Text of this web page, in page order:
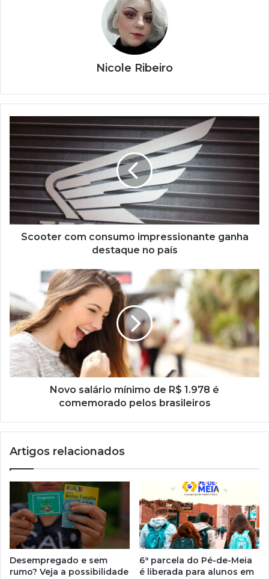
Nicole Ribeiro
Scooter
com
consumo
impressionante
ganha
destaque
no
país
Scooter com consumo impressionante ganha
destaque no país
mínimo
de
R$
1.978
é
comemorado
pelos
Novo salário mínimo de R$ 1.978 é
comemorado pelos brasileiros
Artigos relacionados
Desempregado e sem
rumo? Veja a possibilidade
6ª parcela do Pé-de-Meia
é liberada para alunos em